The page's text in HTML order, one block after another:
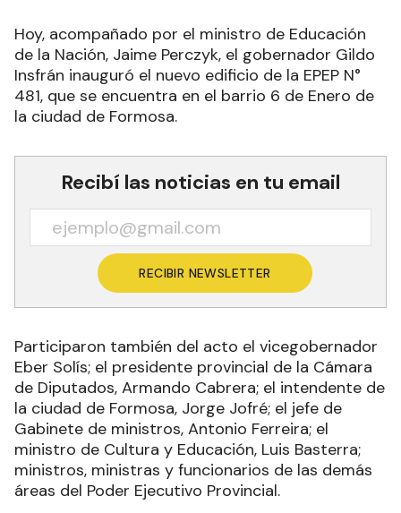
Hoy, acompañado por el ministro de Educación
de la Nación, Jaime Perczyk, el gobernador Gildo
Insfrán inauguró el nuevo edificio de la EPEP N°
481, que se encuentra en el barrio 6 de Enero de
la ciudad de Formosa.
Recibí las noticias en tu email
RECIBIR NEWSLETTER
Participaron también del acto el vicegobernador
Eber Solís; el presidente provincial de la Cámara
de Diputados, Armando Cabrera; el intendente de
la ciudad de Formosa, Jorge Jofré; el jefe de
Gabinete de ministros, Antonio Ferreira; el
ministro de Cultura y Educación, Luis Basterra;
ministros, ministras y funcionarios de las demás
áreas del Poder Ejecutivo Provincial.